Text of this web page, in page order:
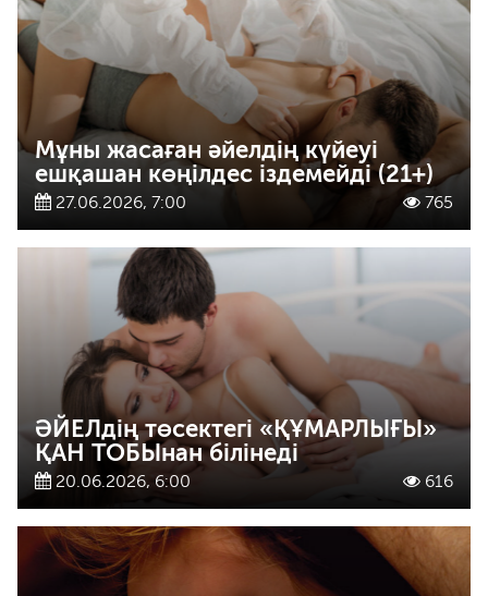
Мұны жасаған әйелдің күйеуі
ешқашан көңілдес іздемейді (21+)
27.06.2026, 7:00 765
ӘЙЕЛдің төсектегі «ҚҰМАРЛЫҒЫ»
ҚАН ТОБЫнан білінеді
20.06.2026, 6:00 616